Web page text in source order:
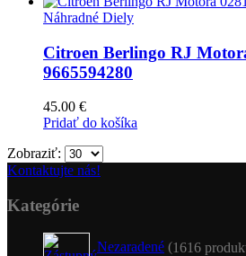
Náhradné Diely
Citroen Berlingo RJ
9665594280
45.00 €
Pridať do košíka
Zobraziť:
Kontaktujte nás!
Kategórie
Nezaradené 1616